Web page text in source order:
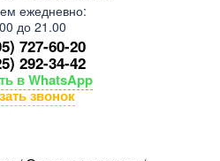
ежедневно:
до 21.00
727-60-20
292-34-42
в WhatsApp
звонок